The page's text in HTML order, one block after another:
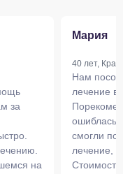
за
на
Мария
40 лет,
Нам
лечение в
ошиблась
смогли
лечение,